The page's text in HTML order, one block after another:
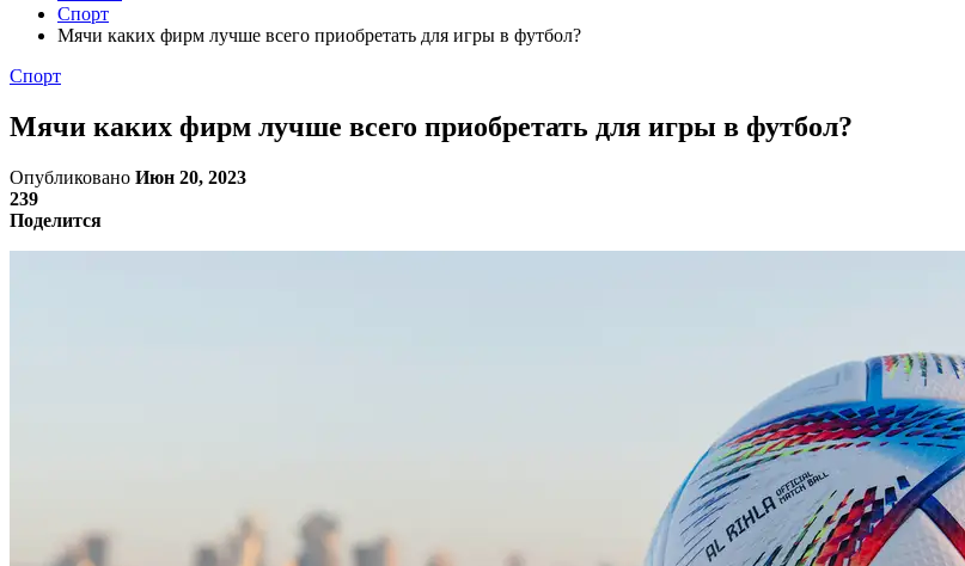
Спорт
Мячи каких фирм лучше всего приобретать для игры в футбол?
Спорт
Мячи каких фирм лучше всего приобретать для игры в футбол?
Опубликовано Июн 20, 2023
239
Поделится